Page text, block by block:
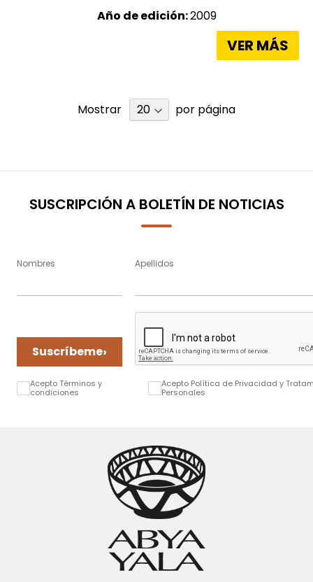
Año de edición:2009
VER MÁS
Mostrar por página
SUSCRIPCIÓN A BOLETÍN DE NOTICIAS
Nombres Apellidos
Suscríbeme›
Acepto Términos y
condiciones
Acepto Política de Privacidad y
Personales